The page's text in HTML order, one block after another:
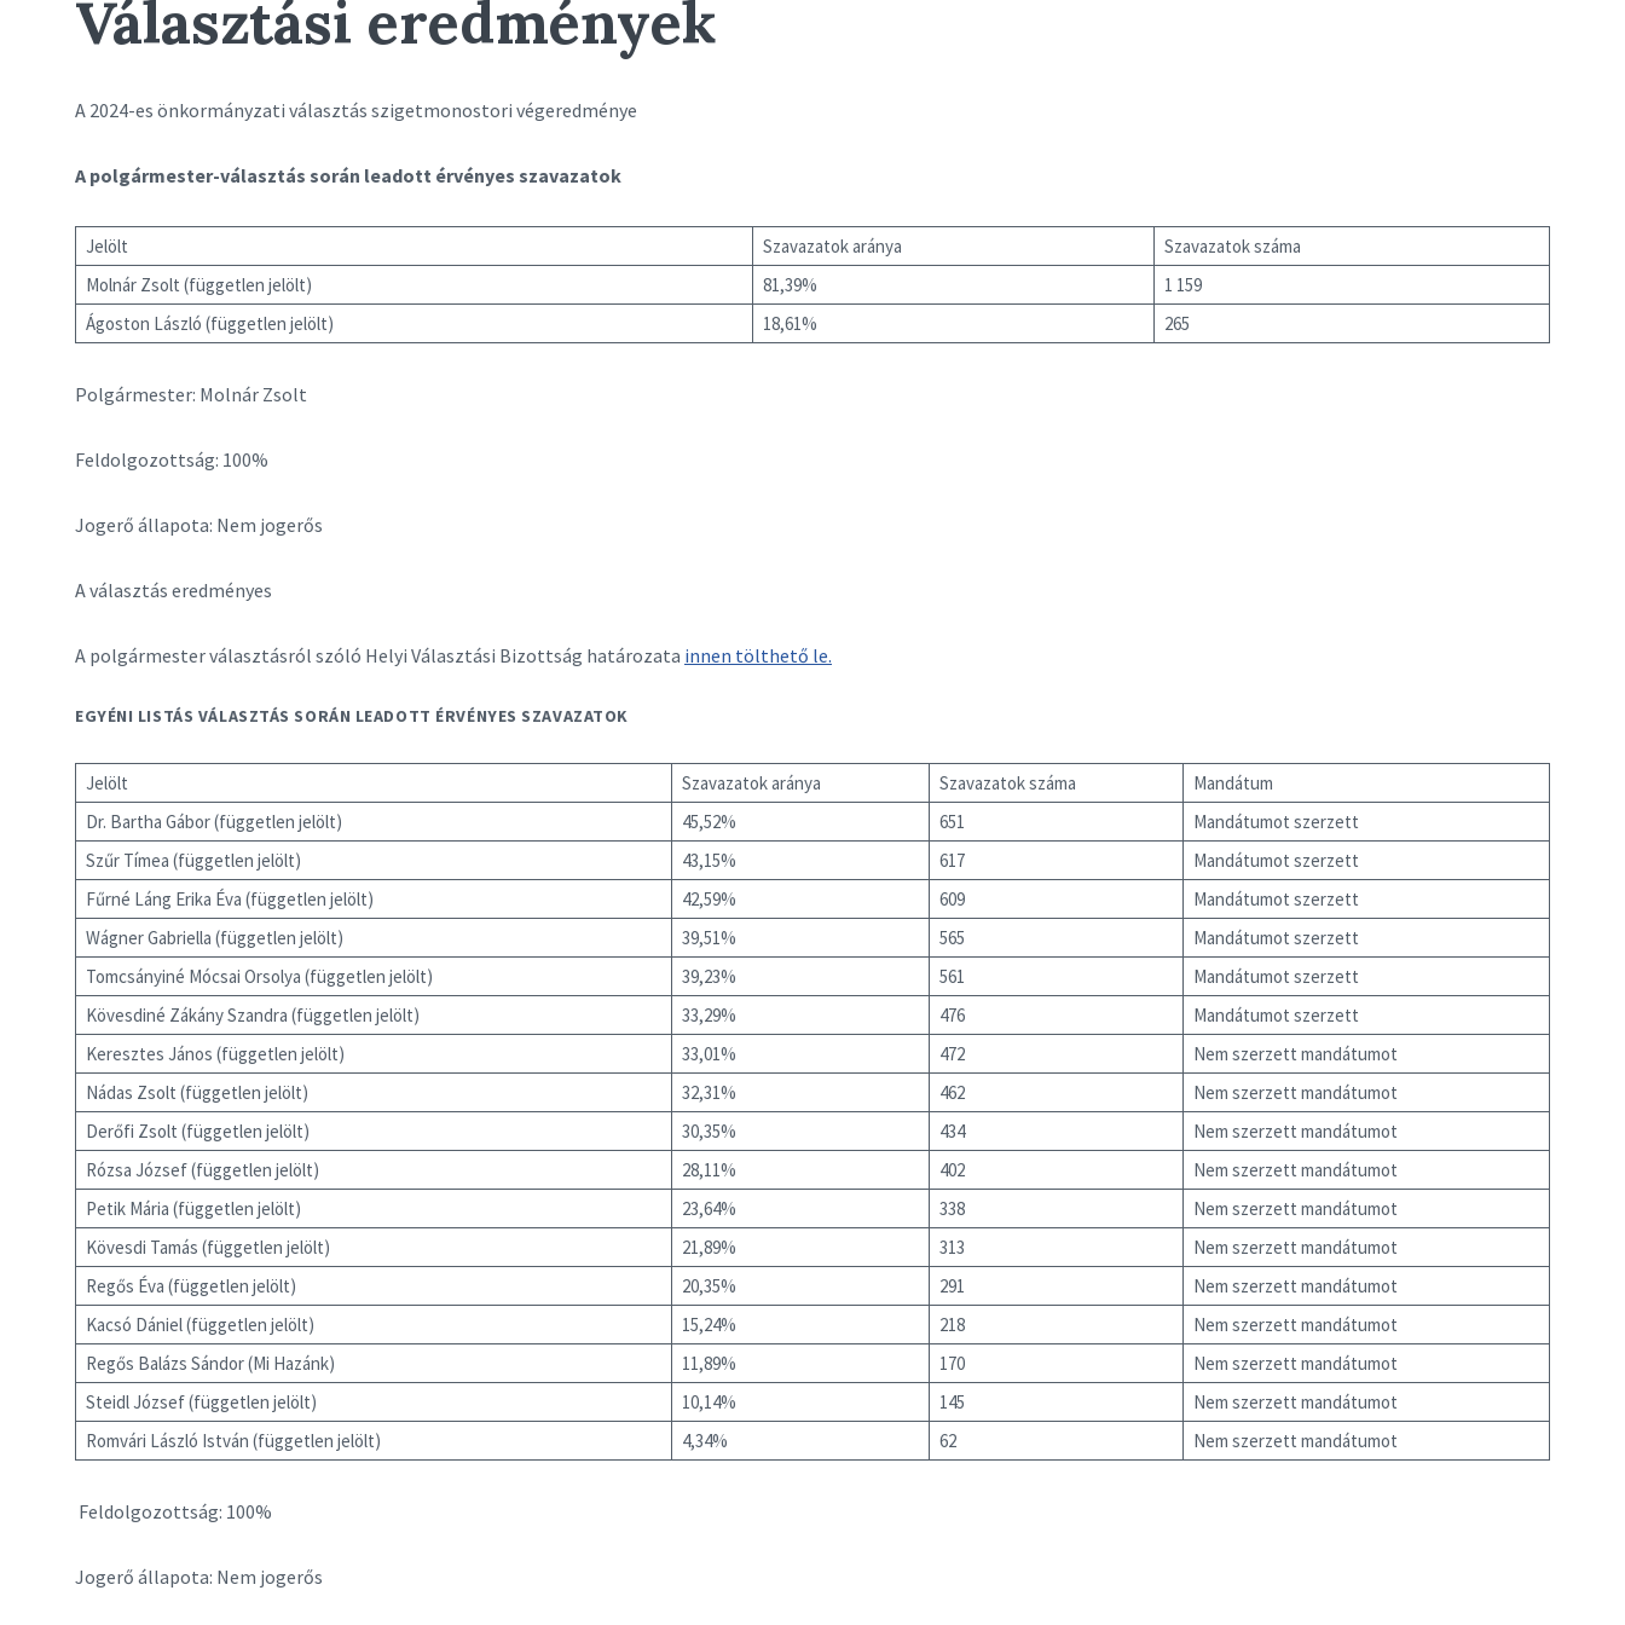
Választási eredmények
A 2024-es önkormányzati választás szigetmonostori végeredménye
A polgármester-választás során leadott érvényes szavazatok
Jelölt Szavazatok aránya
Szavazatok száma
Molnár Zsolt (független jelölt)
81,39%
1 159
Ágoston László (független jelölt)
18,61% 265
Polgármester: Molnár Zsolt
Feldolgozottság: 100%
Jogerő állapota: Nem jogerős
A választás eredményes
A polgármester választásról szóló Helyi Választási Bizottság határozata innen tölthető le.
EGYÉNI LISTÁS VÁLASZTÁS SORÁN LEADOTT ÉRVÉNYES SZAVAZATOK
Jelölt Szavazatok aránya Szavazatok száma
Mandátum
Dr. Bartha Gábor (független jelölt)
45,52% 651
Mandátumot szerzett
Szűr Tímea (független jelölt)
43,15% 617
Mandátumot szerzett
Fűrné Láng Erika Éva (független jelölt)
42,59% 609
Mandátumot szerzett
Wágner Gabriella (független jelölt)
39,51% 565
Mandátumot szerzett
Tomcsányiné Mócsai Orsolya (független jelölt)
39,23% 561
Mandátumot szerzett
Kövesdiné Zákány Szandra (független jelölt)
33,29% 476
Mandátumot szerzett
Keresztes János (független jelölt)
33,01% 472
Nem szerzett mandátumot
Nádas Zsolt (független jelölt)
32,31% 462
Nem szerzett mandátumot
Derőfi Zsolt (független jelölt)
30,35% 434
Nem szerzett mandátumot
Rózsa József (független jelölt)
28,11% 402
Nem szerzett mandátumot
Petik Mária (független jelölt)
23,64% 338
Nem szerzett mandátumot
Kövesdi Tamás (független jelölt)
21,89% 313
Nem szerzett mandátumot
Regős Éva (független jelölt)
20,35% 291
Nem szerzett mandátumot
Kacsó Dániel (független jelölt)
15,24% 218
Nem szerzett mandátumot
Regős Balázs Sándor (Mi Hazánk)
11,89% 170
Nem szerzett mandátumot
Steidl József (független jelölt)
10,14% 145
Nem szerzett mandátumot
Romvári László István (független jelölt)
4,34% 62 Nem szerzett mandátumot
Feldolgozottság: 100%
Jogerő állapota: Nem jogerős